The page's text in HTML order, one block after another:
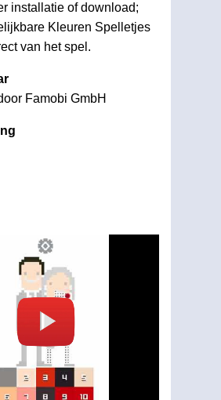
installatie of download;
Kleuren Spelletjes
van het spel.
Famobi GmbH